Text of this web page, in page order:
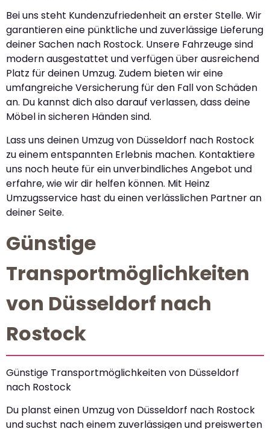
Bei uns steht Kundenzufriedenheit an erster Stelle. Wir
garantieren eine pünktliche und zuverlässige Lieferung
deiner Sachen nach Rostock. Unsere Fahrzeuge sind
modern ausgestattet und verfügen über ausreichend
Platz für deinen Umzug. Zudem bieten wir eine
umfangreiche Versicherung für den Fall von Schäden
an. Du kannst dich also darauf verlassen, dass deine
Möbel in sicheren Händen sind.
Lass uns deinen Umzug von Düsseldorf nach Rostock
zu einem entspannten Erlebnis machen. Kontaktiere
uns noch heute für ein unverbindliches Angebot und
erfahre, wie wir dir helfen können. Mit Heinz
Umzugsservice hast du einen verlässlichen Partner an
deiner Seite.
Günstige
Transportmöglichkeiten
von Düsseldorf nach
Rostock
Günstige Transportmöglichkeiten von Düsseldorf
nach Rostock
Du planst einen Umzug von Düsseldorf nach Rostock
und suchst nach einem zuverlässigen und preiswerten